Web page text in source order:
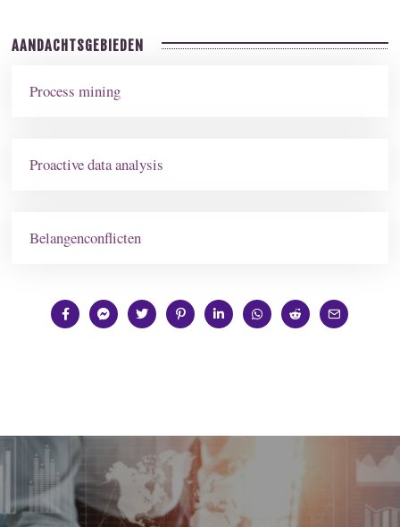
AANDACHTSGEBIEDEN
Process mining
Proactive data analysis
Belangenconflicten